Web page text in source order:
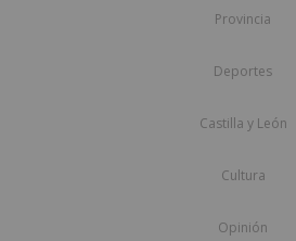
Provincia
Deportes
Castilla y León
Cultura
Opinión